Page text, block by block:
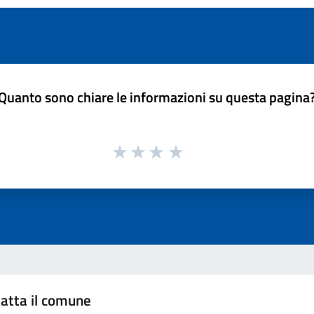
sono chiare le informazioni su questa
il comune